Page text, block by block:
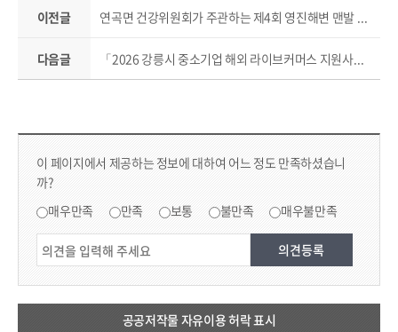
이전글 연곡면 건강위원회가 주관하는 제4회 영진해변 맨발 걷기 행사 안내
다음글 「2026 강릉시 중소기업 해외 라이브커머스 지원사업」2차 참가기업 모집 공고
컨텐츠 만족도 조사 & 공공저작물 자유이용 허락 표시
이 페이지에서 제공하는 정보에 대하여 어느 정도 만족하셨습니
까?
매우만족 만족 보통 불만족 매우불만족
공공저작물 자유이용 허락 표시